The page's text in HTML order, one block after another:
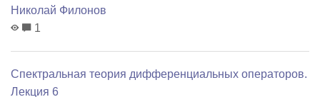
Николай Филонов
1
Спектральная теория дифференциальных операторов.
Лекция 6